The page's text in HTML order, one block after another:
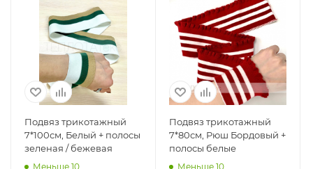
Подвяз трикотажный
7*100см, Белый + полосы
зеленая / бежевая
Меньше 10
Подвяз трикотажный
7*80см, Рюш Бордовый +
полосы белые
Меньше 10